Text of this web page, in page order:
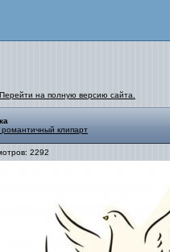
Перейти на полную версию сайта.
клипарт
2292